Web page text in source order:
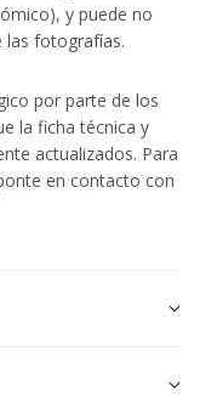
y puede no
las fotografías.
por parte de los
la ficha técnica y
actualizados. Para
en contacto con